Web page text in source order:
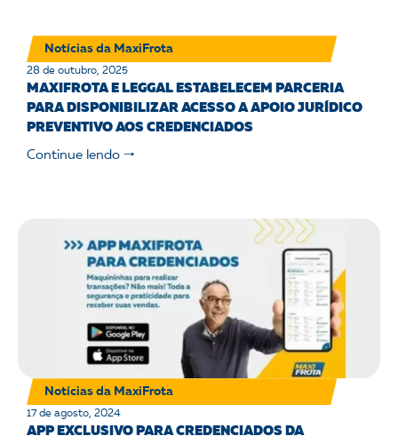
Notícias da MaxiFrota
28 de outubro, 2025
MAXIFROTA E LEGGAL ESTABELECEM PARCERIA
PARA DISPONIBILIZAR ACESSO A APOIO JURÍDICO
PREVENTIVO AOS CREDENCIADOS
Continue lendo 🠒
Notícias da MaxiFrota
17 de agosto, 2024
APP EXCLUSIVO PARA CREDENCIADOS DA